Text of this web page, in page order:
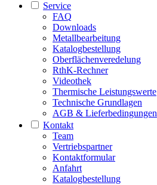
Service
FAQ
Downloads
Metallbearbeitung
Katalogbestellung
Oberflächenveredelung
RthK-Rechner
Videothek
Thermische Leistungswerte
Technische Grundlagen
AGB & Lieferbedingungen
Kontakt
Team
Vertriebspartner
Kontaktformular
Anfahrt
Katalogbestellung